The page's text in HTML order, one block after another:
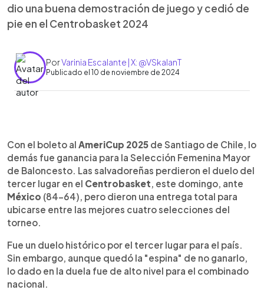
dio una buena demostración de juego y cedió de
pie en el Centrobasket 2024
PorVarinia Escalante | X: @VSkalanT
Publicado el 10 de noviembre de 2024
► Escuchar artículo
Con el boleto al AmeriCup 2025 de Santiago de Chile, lo
demás fue ganancia para la Selección Femenina Mayor
de Baloncesto. Las salvadoreñas perdieron el duelo del
tercer lugar en el Centrobasket , este domingo, ante
México (84-64), pero dieron una entrega total para
ubicarse entre las mejores cuatro selecciones del
torneo.
Fue un duelo histórico por el tercer lugar para el país.
Sin embargo, aunque quedó la "espina" de no ganarlo,
lo dado en la duela fue de alto nivel para el combinado
nacional.